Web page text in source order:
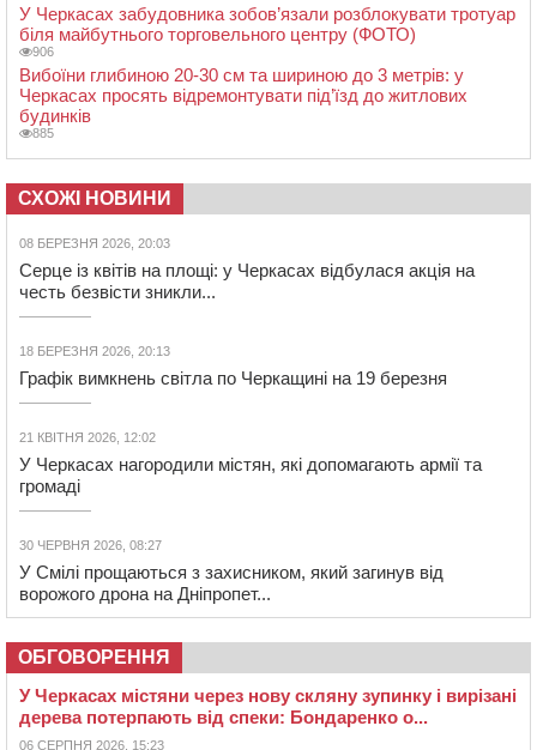
У Черкасах забудовника зобов’язали розблокувати тротуар
біля майбутнього торговельного центру (ФОТО)
906
Вибоїни глибиною 20-30 см та шириною до 3 метрів: у
Черкасах просять відремонтувати під’їзд до житлових
будинків
885
СХОЖІ НОВИНИ
08 БЕРЕЗНЯ 2026, 20:03
Серце із квітів на площі: у Черкасах відбулася акція на
честь безвісти зникли...
18 БЕРЕЗНЯ 2026, 20:13
Графік вимкнень світла по Черкащині на 19 березня
21 КВІТНЯ 2026, 12:02
У Черкасах нагородили містян, які допомагають армії та
громаді
30 ЧЕРВНЯ 2026, 08:27
У Смілі прощаються з захисником, який загинув від
ворожого дрона на Дніпропет...
ОБГОВОРЕННЯ
У Черкасах містяни через нову скляну зупинку і вирізані
дерева потерпають від спеки: Бондаренко о...
06 СЕРПНЯ 2026, 15:23